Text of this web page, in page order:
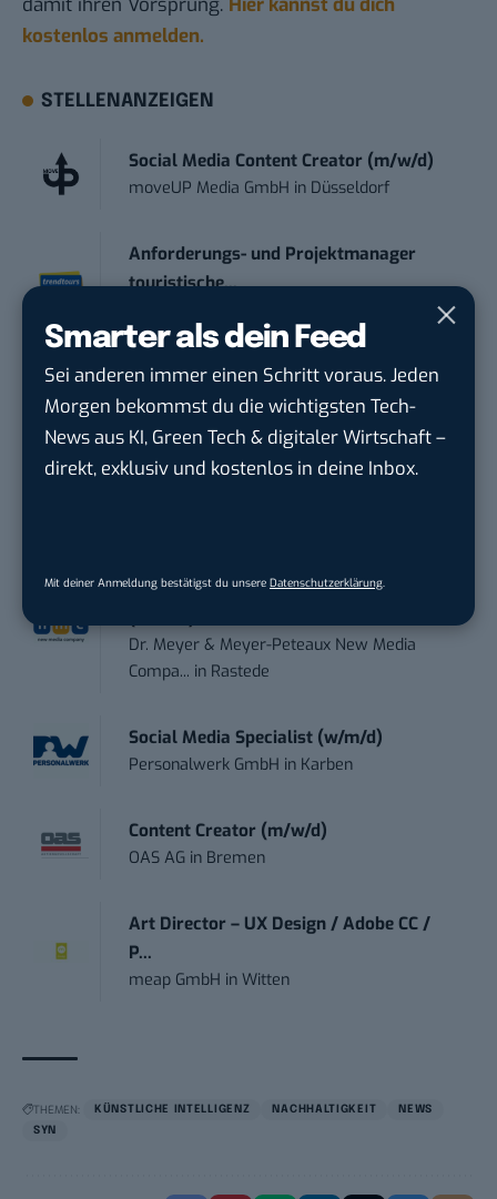
Smarter als dein Feed
Sei anderen immer einen Schritt voraus. Jeden
Morgen bekommst du die wichtigsten Tech-
News aus KI, Green Tech & digitaler Wirtschaft –
direkt, exklusiv und kostenlos in deine Inbox.
Mit deiner Anmeldung bestätigst du unsere Datenschutzerklärung
kostenlos anmelden.
STELLENANZEIGEN
Social Media Content Creator (m/w/d)
moveUP Media GmbH in Düsseldorf
Anforderungs- und Projektmanager
touristische...
Social Media Manager (m/w/d)
BANNERKÖNIG GmbHinGelsenkirchen
Referent (m/w/d) Technik & Netzwerke
Social Media Manager / Content Creator
Dr. Meyer & Meyer-Peteaux New Media
Compa... in Rastede
Social Media Specialist (w/m/d)
Personalwerk GmbH in Karben
Content Creator (m/w/d)
OAS AG in Bremen
Art Director – UX Design / Adobe CC /
P...
meap GmbH inWitten
THEMEN: KÜNSTLICHE INTELLIGENZ NACHHALTIGKEIT
NEWS
SYN